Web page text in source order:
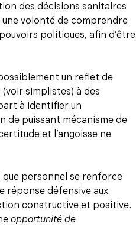
des décisions sanitaires
volonté de comprendre
politiques, afin d’être
un reflet de
simplistes) à des
à identifier un
de puissant mécanisme de
et l’angoisse ne
personnel se renforce
réponse défensive aux
constructive et positive.
opportunité de